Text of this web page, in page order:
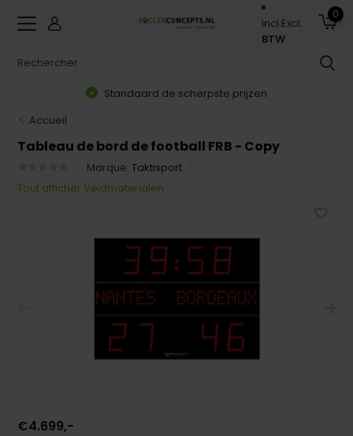
Incl.Excl.
BTW
0
Standaard de scherpste prijzen
Accueil
Tableau de bord de football FRB - Copy
Marque:Taktisport
Tout afficher Veldmaterialen
€4.699,-